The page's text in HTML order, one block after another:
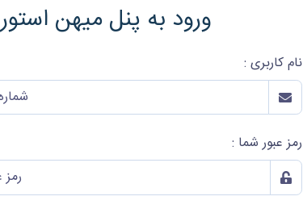
ورود به پنل میهن استور
نام کاربری :
رمز عبور شما :